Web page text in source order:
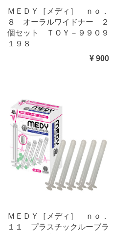
ＭＥＤＹ［メディ］ ｎｏ．
８ オーラルワイドナー ２
個セット ＴＯＹ－９９０９
１９８
¥ 900
ＭＥＤＹ［メディ］ ｎｏ．
１１ プラスチックルーブラ